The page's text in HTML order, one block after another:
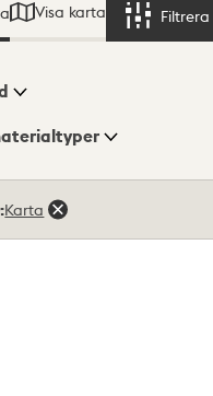
Visa karta Filtrera
Karta